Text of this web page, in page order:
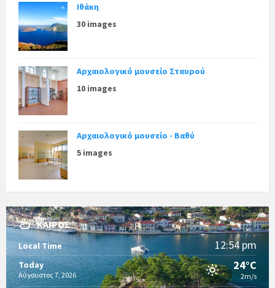
Ιθάκη
30 images
Αρχαιολογικό μουσείο Σταυρού
10 images
Αρχαιολογικό μουσείο - Βαθύ
5 images
ΚΑΙΡΌΣ
Local Time 12:54 pm
Today
Αύγουστος 7, 2026
24°C
2m/s